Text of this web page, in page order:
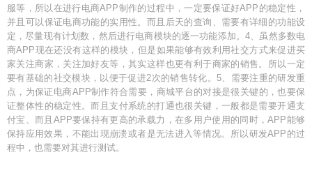
服等，所以在进行电商APP制作的过程中，一定要保证好APP的稳定性，
并且可以保证电商功能的实用性。而且后天的查询、需要有详细的功能设
定，尽量现有计划数，然后进行电商模块的逐一功能添加。4、虽然多数电
商APP现在还没有这样的模块，但是如果能够有效利用社交方式来促进买
家关注商家，关注加好友等，其实这样也更有利于商家的销售。所以一定
要有基础的社交模块，以便于促进2次的销售转化。5、需要注重的研发重
点，为保证电商APP制作符合需要，商城平台的对接是很关键的，也要保
证整体性的稳定性。而且支付系统的打通也很关键，一般都是需要开通支
付宝、而且APP要保持有更高的承载力，在多用户使用的同时，APP能够
保持应用效果，不能出现崩溃或者是无法进入等情况。所以研发APP的过
程中，也需要对其进行测试。